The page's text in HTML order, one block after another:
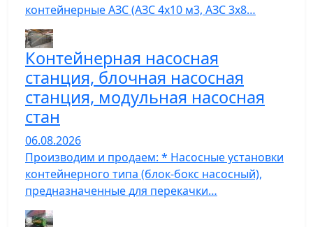
контейнерные АЗС (АЗС 4х10 м3, АЗС 3х8…
Контейнерная насосная
станция, блочная насосная
станция, модульная насосная
стан
06.08.2026
Производим и продаем: * Насосные установки
контейнерного типа (блок-бокс насосный),
предназначенные для перекачки…